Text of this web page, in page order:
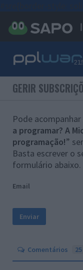
GERIR
Pode
a programar? A
programação!”
Basta escrever o
formulário abaixo.
Email
Comentários 25